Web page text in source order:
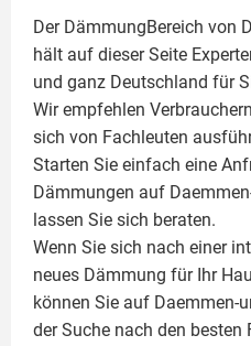
Der DämmungBereich von
hält auf dieser Seite
und ganz Deutschland für
Wir empfehlen
sich von Fachleuten
Starten Sie einfach eine
Dämmungen auf
lassen Sie sich beraten.
Wenn Sie sich nach einer
neues Dämmung für Ihr
können Sie auf Daemmen-
der Suche nach den besten